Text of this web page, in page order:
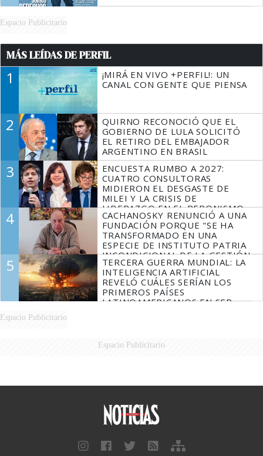
Espacio Publicitario
MÁS LEÍDAS DE PERFIL
1
¡MIRÁ EN VIVO +PERFIL!: UN
CANAL CON GENTE QUE PIENSA
2
QUIRNO RECONOCIÓ QUE EL
GOBIERNO DE LULA SOLICITÓ
EL RETIRO DEL EMBAJADOR
ARGENTINO EN BRASIL
3
ENCUESTA RUMBO A 2027:
CUATRO CONSULTORAS
MIDIERON EL DESGASTE DE
MILEI Y LA CRISIS DE
LIDERAZGO EN EL PERONISMO
4
CACHANOSKY RENUNCIÓ A UNA
FUNDACIÓN PORQUE "SE HA
TRANSFORMADO EN UNA
ESPECIE DE INSTITUTO PATRIA
INCONDICIONAL DE LA GESTIÓN
DE MILEI"
5
TERCERA GUERRA MUNDIAL: LA
INTELIGENCIA ARTIFICIAL
REVELÓ CUÁLES SERÍAN LOS
PRIMEROS PAÍSES
LATINOAMERICANOS EN SER
Espacio Publicitario
Espacio Publicitario